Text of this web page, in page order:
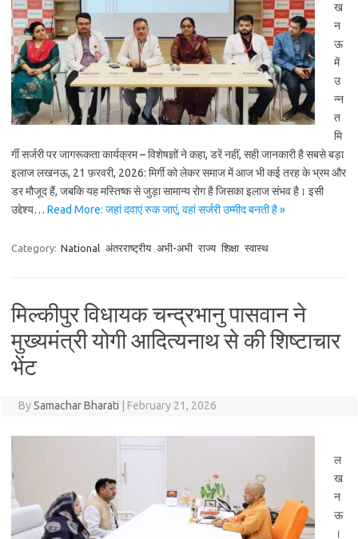
ख
न
ऊ
में
उ
न्न
त
मि
र्गी सर्जरी पर जागरूकता कार्यक्रम – विशेषज्ञों ने कहा, डरें नहीं, सही जानकारी है सबसे बड़ा
इलाज लखनऊ, 21 फ़रवरी, 2026: मिर्गी को लेकर समाज में आज भी कई तरह के भ्रम और
डर मौजूद हैं, जबकि यह मस्तिष्क से जुड़ा सामान्य रोग है जिसका इलाज संभव है। इसी
उद्देश्य… Read More: जहां दवाएं रुक जाएं, वहां सर्जरी उम्मीद बनती है »
Category: National अंतरराष्ट्रीय अभी-अभी राज्य शिक्षा स्वास्थ
मिल्कीपुर विधायक चन्द्रभानु पासवान ने
मुख्यमंत्री योगी आदित्यनाथ से की शिष्टाचार
भेंट
BySamachar Bharati February 21, 2026
ल
ख
न
ऊ
।